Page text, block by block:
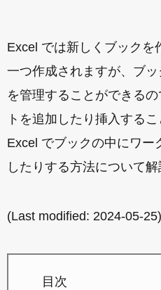
Excel では新しくブックを
一つ作成されますが、ブ
を管理することができる
トを追加したり挿入する
Excel でブックの中にワー
したりする方法について解
(Last modified: 2024-05-25)
目次